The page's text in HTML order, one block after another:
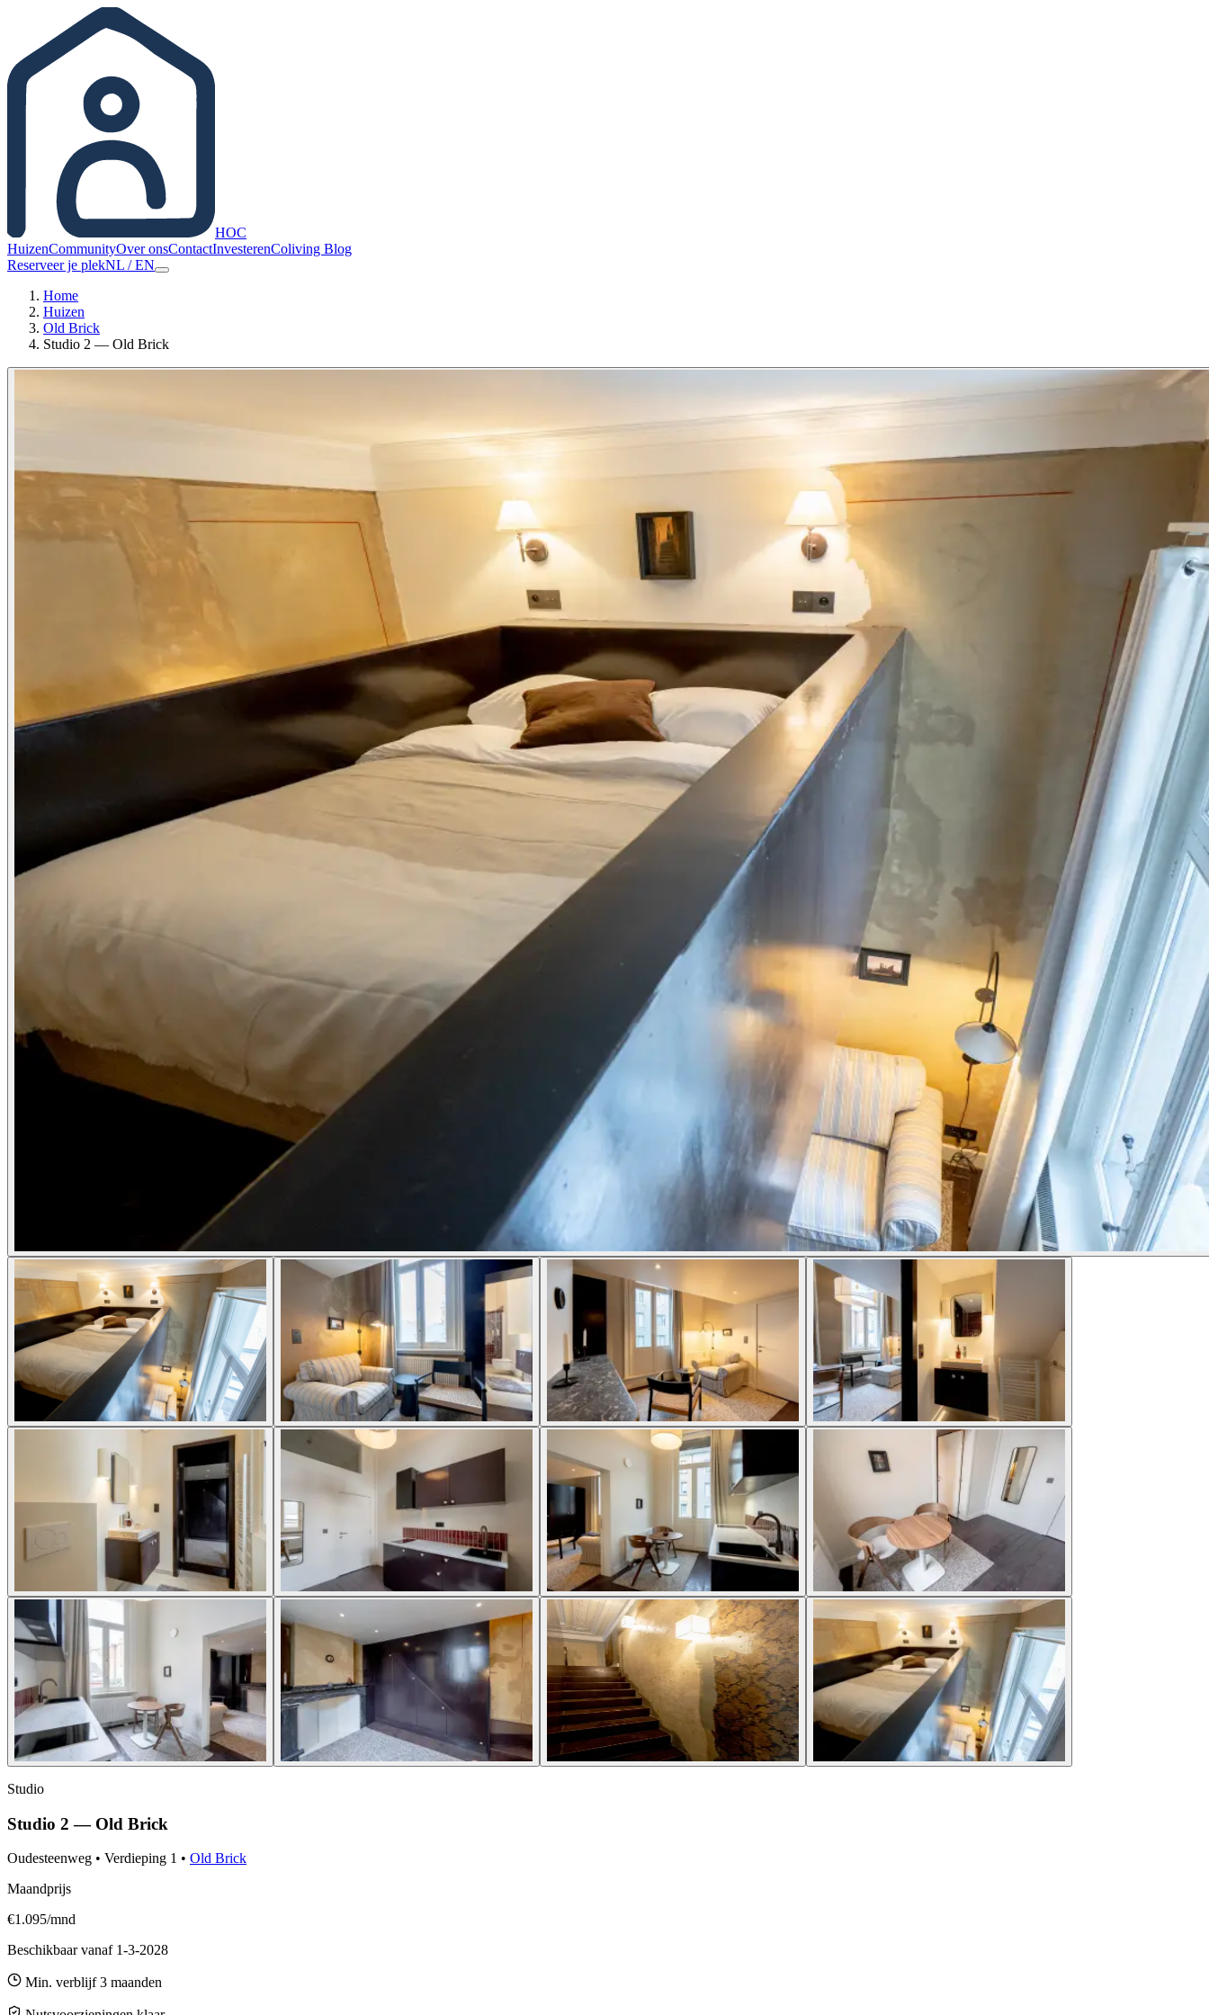
HOC
HuizenCommunityOver onsContactInvesterenColiving Blog
Reserveer je plekNL /EN
Home
Huizen
Old Brick
Studio 2 — Old Brick
Studio
Studio 2 — Old Brick
Oudesteenweg • Verdieping 1 • Old Brick
Maandprijs
€1.095/mnd
Beschikbaar vanaf 1-3-2028
Min. verblijf 3 maanden